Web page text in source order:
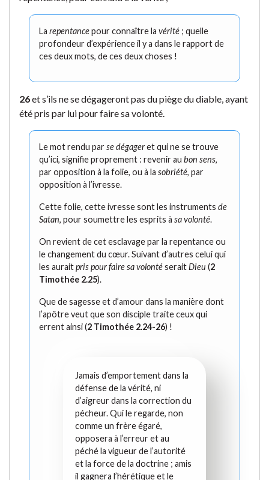
La repentancepour connaître la vérité ; quelle
profondeur d’expérience il y a dans le rapport de
ces deux mots, de ces deux choses !
26et s’ils ne se dégageront pas du piège du diable, ayant
été pris par lui pour faire sa volonté.
Le mot rendu parse dégageret qui ne se trouve
qu’ici, signifie proprement : revenir au bon sens,
par opposition à la folie, ou à la sobriété, par
opposition à l’ivresse.
Cette folie, cette ivresse sont les instruments de
Satan, pour soumettre les esprits à sa volonté.
On revient de cet esclavage par la repentance ou
le changement du cœur. Suivant d’autres celui qui
les auraitpris pour faire sa volontéseraitDieu (2
Timothée 2.25).
Que de sagesse et d’amour dans la manière dont
l’apôtre veut que son disciple traite ceux qui
errent ainsi (2 Timothée 2.24-26) !
Jamais d’emportement dans la
défense de la vérité, ni
d’aigreur dans la correction du
pécheur. Qui le regarde, non
comme un frère égaré,
opposera à l’erreur et au
péché la vigueur de l’autorité
et la force de la doctrine ; amis
il gagnera l’hérétique et le